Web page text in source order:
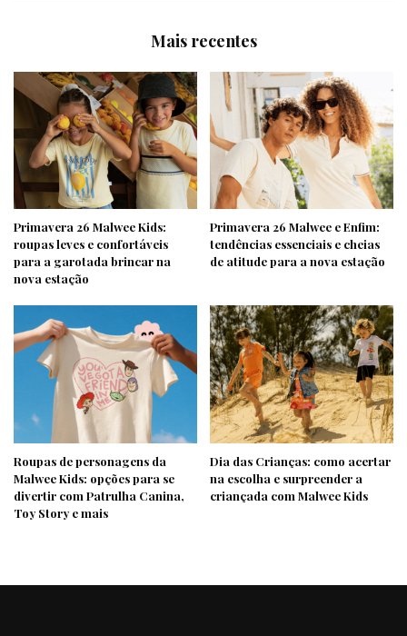
Mais recentes
Primavera 26 Malwee Kids:
roupas leves e confortáveis
para a garotada brincar na
nova estação
Primavera 26 Malwee e Enfim:
tendências essenciais e cheias
de atitude para a nova estação
Roupas de personagens da
Malwee Kids: opções para se
divertir com Patrulha Canina,
Toy Story e mais
Dia das Crianças: como acertar
na escolha e surpreender a
criançada com Malwee Kids